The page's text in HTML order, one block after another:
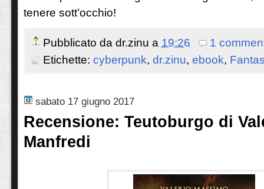
tenere sott’occhio!
Pubblicato da dr.zinu a 19:26
1
Etichette: cyberpunk, dr.zinu, ebook,
sabato 17 giugno 2017
Recensione: Teutoburgo di
Manfredi